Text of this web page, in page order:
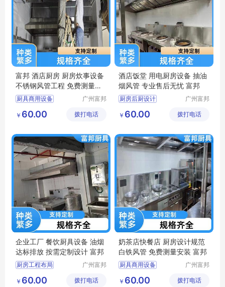
富邦 酒店厨房 厨房炊事设备
不锈钢风管工程 免费测量安
装
厨具商用设备
学校厨房工程
厨具安装服务
广州富邦
工程有限
￥ 60.00 拨打电话
酒店饭堂 用电厨房设备 抽油
烟风管 专业售后无忧 富邦
厨房后厨设计
厨房炊事设备
厨房整体解决方案
广州富邦
工程有限
￥ 60.00 拨打电话
企业工厂 餐饮厨具设备 油烟
达标排放 按需定制设计 富邦
厨房工程布局
单位厨房工程
广州富邦
工程有限
￥ 60.00 拨打电话
奶茶店快餐店 厨房设计规范
白铁风管 免费测量安装 富邦
厨具商用设备
厨房不锈钢定做
广州富邦
工程有限
￥ 60.00 拨打电话